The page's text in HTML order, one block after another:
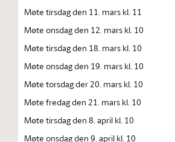
Møte tirsdag den 11. mars kl. 11
Møte onsdag den 12. mars kl. 10
Møte tirsdag den 18. mars kl. 10
Møte onsdag den 19. mars kl. 10
Møte torsdag der 20. mars kl. 10
Møte fredag den 21. mars kl. 10
Møte tirsdag den 8. april kl. 10
Møte onsdag den 9. april kl. 10